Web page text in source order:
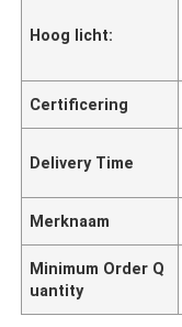
Hoog licht:
Certificering
Delivery Time
Merknaam
Minimum Order Q
uantity